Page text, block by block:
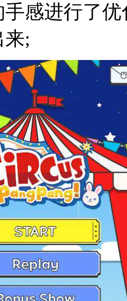
感进行了
;